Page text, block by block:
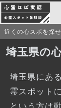
近くの心スポを探
埼玉県の
埼玉県にあ
霊スポット